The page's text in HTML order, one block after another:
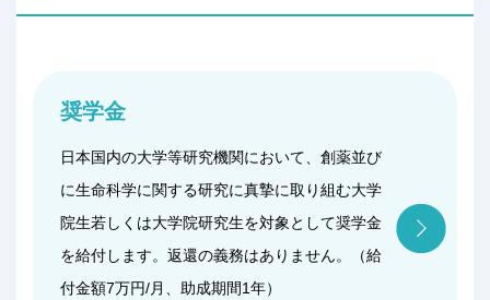
奨学金
日本国内の大学等研究機関において、創薬並び
に生命科学に関する研究に真摯に取り組む大学
院生若しくは大学院研究生を対象として奨学金
を給付します。返還の義務はありません。（給
付金額7万円/月、助成期間1年）